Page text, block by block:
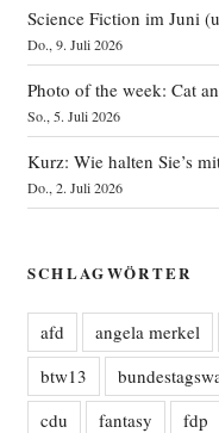
Science Fiction im Juni
Do., 9. Juli 2026
Photo of the week: Cat
So., 5. Juli 2026
Kurz: Wie halten Sie’s
Do., 2. Juli 2026
SCHLAGWÖRTER
afd angela merkel
btw13
cdu
fantasy fdp